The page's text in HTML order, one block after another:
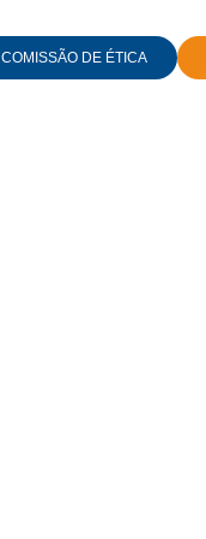
COMISSÃO DE ÉTICA